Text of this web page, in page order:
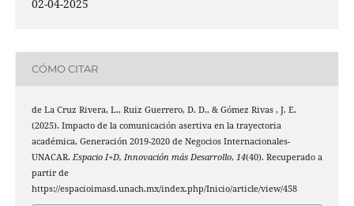
02-04-2025
CÓMO CITAR
de La Cruz Rivera, L., Ruiz Guerrero, D. D., & Gómez Rivas , J. E.
(2025). Impacto de la comunicación asertiva en la trayectoria
académica, Generación 2019-2020 de Negocios Internacionales-
UNACAR. Espacio I+D, Innovación más Desarrollo, 14(40). Recuperado a
partir de
https://espacioimasd.unach.mx/index.php/Inicio/article/view/458